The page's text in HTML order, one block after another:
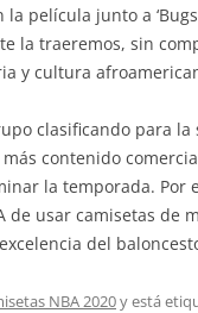
película junto a
la traeremos, sin
y cultura
clasificando para
contenido
la temporada. Por
de usar camisetas de
del
NBA 2020y está